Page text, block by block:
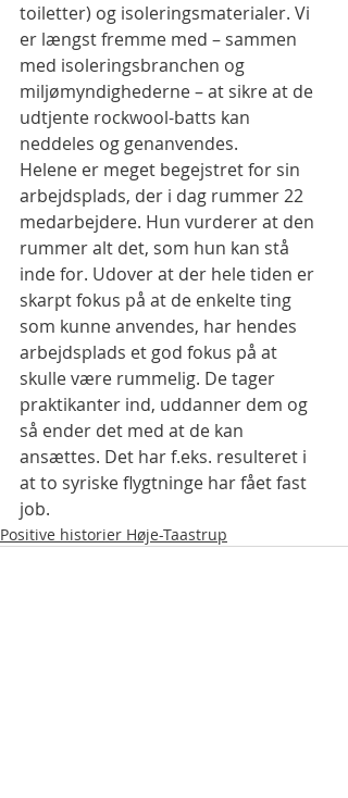
toiletter) og isoleringsmaterialer. Vi
er længst fremme med – sammen
med isoleringsbranchen og
miljømyndighederne – at sikre at de
udtjente rockwool-batts kan
neddeles og genanvendes.
Helene er meget begejstret for sin
arbejdsplads, der i dag rummer 22
medarbejdere. Hun vurderer at den
rummer alt det, som hun kan stå
inde for. Udover at der hele tiden er
skarpt fokus på at de enkelte ting
som kunne anvendes, har hendes
arbejdsplads et god fokus på at
skulle være rummelig. De tager
praktikanter ind, uddanner dem og
så ender det med at de kan
ansættes. Det har f.eks. resulteret i
at to syriske flygtninge har fået fast
job.
Positive historier Høje-Taastrup